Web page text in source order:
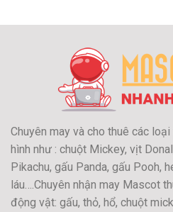
Chuyên may và cho thuê các
hình như : chuột Mickey, vịt
Pikachu, gấu Panda, gấu Pooh,
láu….Chuyên nhận may Mascot
động vật: gấu, thỏ, hổ, chuột